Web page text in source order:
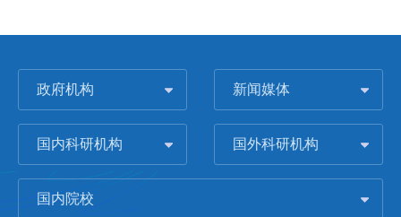
政府机构 新闻媒体
国内科研机构 国外科研机构
国内院校